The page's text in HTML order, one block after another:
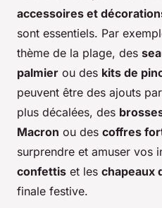
accessoires et
sont essentiels. Par
thème de la plage, des
palmier ou des kits de
peuvent être des ajouts
plus décalées, des
Macron ou des coffres
surprendre et amuser vos
confettis et les chapeaux
finale festive.